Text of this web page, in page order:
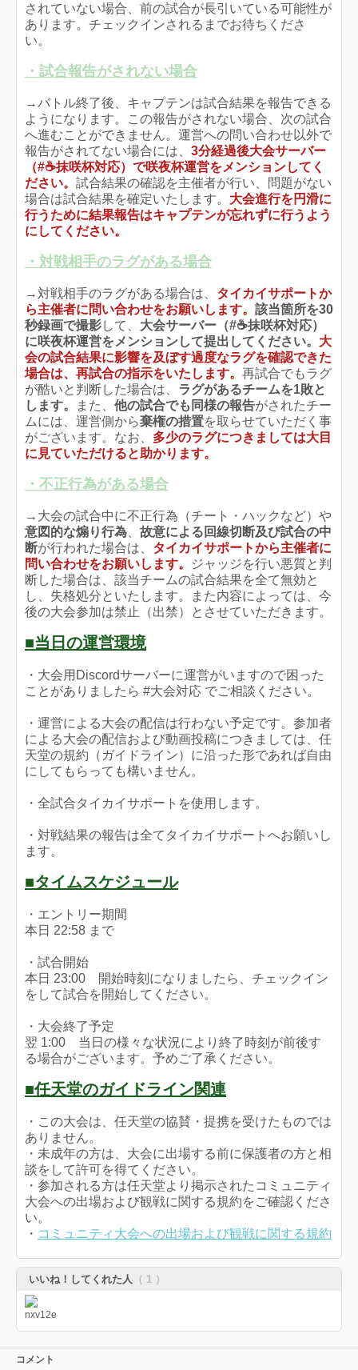
されていない場合、前の試合が長引いている可能性が
あります。チェックインされるまでお待ちくださ
い。
・試合報告がされない場合
→バトル終了後、キャプテンは試合結果を報告できる
ようになります。この報告がされない場合、次の試合
へ進むことができません。運営への問い合わせ以外で
報告がされてない場合には、 3分経過後大会サーバー
（#☕抹咲杯対応）で咲夜杯運営をメンションしてく
ださい。 試合結果の確認を主催者が行い、問題がない
場合は試合結果を確定いたします。 大会進行を円滑に
行うために結果報告はキャプテンが忘れずに行うよう
にしてください。
・対戦相手のラグがある場合
→対戦相手のラグがある場合は、 タイカイサポートか
ら主催者に問い合わせをお願いします。 該当箇所を30
秒録画で撮影して、 大会サーバー（#☕抹咲杯対応）
に咲夜杯運営をメンションして提出してください。 大
会の試合結果に影響を及ぼす過度なラグを確認できた
場合は、再試合の指示をいたします。 再試合でもラグ
が酷いと判断した場合は、 ラグがあるチームを1敗と
します。
また、 他の試合でも同様の報告がされたチー
ムには、運営側から棄権の措置を取らせていただく事
がございます。なお、 多少のラグにつきましては大目
に見ていただけると助かります。
・不正行為がある場合
→大会の試合中に不正行為（チート・ハックなど）や
意図的な煽り行為
故意による回線切断及び試合の中
断が行われた場合は、 タイカイサポートから主催者に
問い合わせをお願いします。
ジャッジを行い悪質と判
断した場合は、該当チームの試合結果を全て無効と
し、失格処分といたします。また内容によっては、今
後の大会参加は禁止（出禁）とさせていただきます。
■当日の運営環境
・大会用Discordサーバーに運営がいますので困った
ことがありましたら #大会対応 でご相談ください。
・運営による大会の配信は行わない予定です。参加者
による大会の配信および動画投稿につきましては、任
天堂の規約（ガイドライン）に沿った形であれば自由
にしてもらっても構いません。
・全試合タイカイサポートを使用します。
・対戦結果の報告は全てタイカイサポートへお願いし
ます。
■タイムスケジュール
・エントリー期間
本日 22:58 まで
・試合開始
本日 23:00 開始時刻になりましたら、チェックイン
をして試合を開始してください。
・大会終了予定
翌 1:00 当日の様々な状況により終了時刻が前後す
る場合がございます。予めご了承ください。
■任天堂のガイドライン関連
・この大会は、任天堂の協賛・提携を受けたものでは
ありません。
・未成年の方は、大会に出場する前に保護者の方と相
談をして許可を得てください。
・参加される方は任天堂より掲示されたコミュニティ
大会への出場および観戦に関する規約をご確認くださ
い。
・ コミュニティ大会への出場および観戦に関する規約
いいね！してくれた人 （ 1 ）
コメント